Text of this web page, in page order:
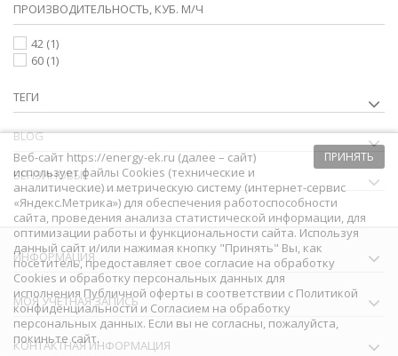
ПРОИЗВОДИТЕЛЬНОСТЬ, КУБ. М/Ч
42 (1)
60 (1)
ТЕГИ
BLOG
БЕНЗИНОВЫЕ
ИНФОРМАЦИЯ
МОЯ УЧЕТНАЯ ЗАПИСЬ
КОНТАКТНАЯ ИНФОРМАЦИЯ
ПРИНЯТЬ
Веб-сайт https://energy-ek.ru (далее – сайт)
использует файлы Cookies (технические и
аналитические) и метрическую систему (интернет-сервис
«Яндекс.Метрика») для обеспечения работоспособности
сайта, проведения анализа статистической информации, для
оптимизации работы и функциональности сайта. Используя
данный сайт и/или нажимая кнопку "Принять" Вы, как
посетитель, предоставляет свое согласие на обработку
Сookies и обработку персональных данных для
исполнения Публичной оферты в соответствии с Политикой
конфиденциальности и Согласием на обработку
персональных данных. Если вы не согласны, пожалуйста,
покиньте сайт.